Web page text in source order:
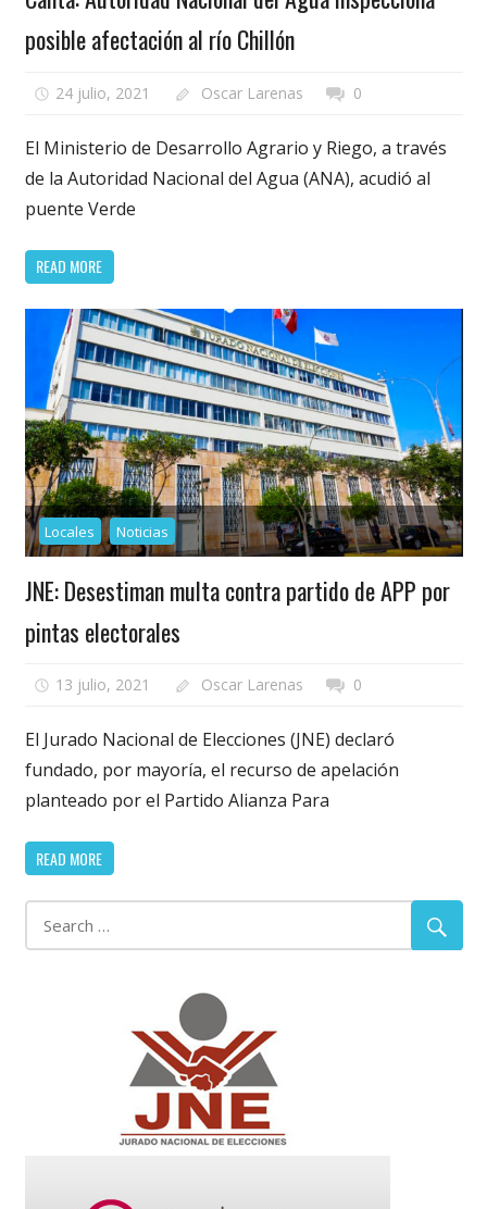
posible afectación al río Chillón
24 julio, 2021 Oscar Larenas 0
El Ministerio de Desarrollo Agrario y Riego, a través
de la Autoridad Nacional del Agua (ANA), acudió al
puente Verde
READ MORE
Locales Noticias
JNE: Desestiman multa contra partido de APP por
pintas electorales
13 julio, 2021 Oscar Larenas 0
El Jurado Nacional de Elecciones (JNE) declaró
fundado, por mayoría, el recurso de apelación
planteado por el Partido Alianza Para
READ MORE